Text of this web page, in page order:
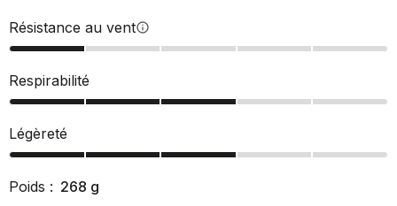
Résistance au ventinfo
Respirabilité
Légèreté
Poids : 268 g